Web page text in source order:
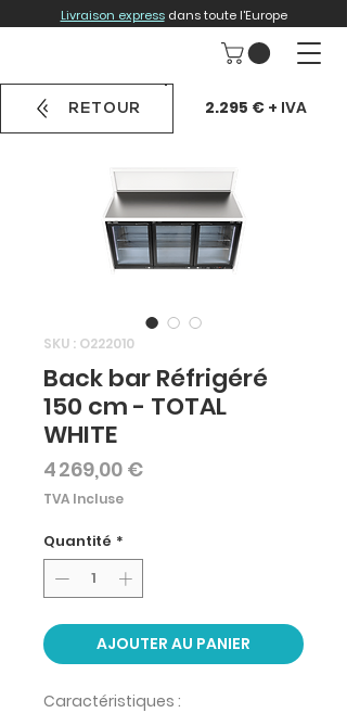
Livraison expressdans toute l'Europe
SKU : O222010
Back bar Réfrigéré
150 cm - TOTAL
WHITE
4 269,00 €Prix
TVA Incluse
Quantité *
AJOUTER AU PANIER
Caractéristiques :
RETOUR 2.295 €+ IVA